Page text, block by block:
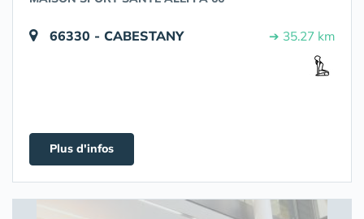
66330 - CABESTANY ➔ 35.27 km
Plus d'infos